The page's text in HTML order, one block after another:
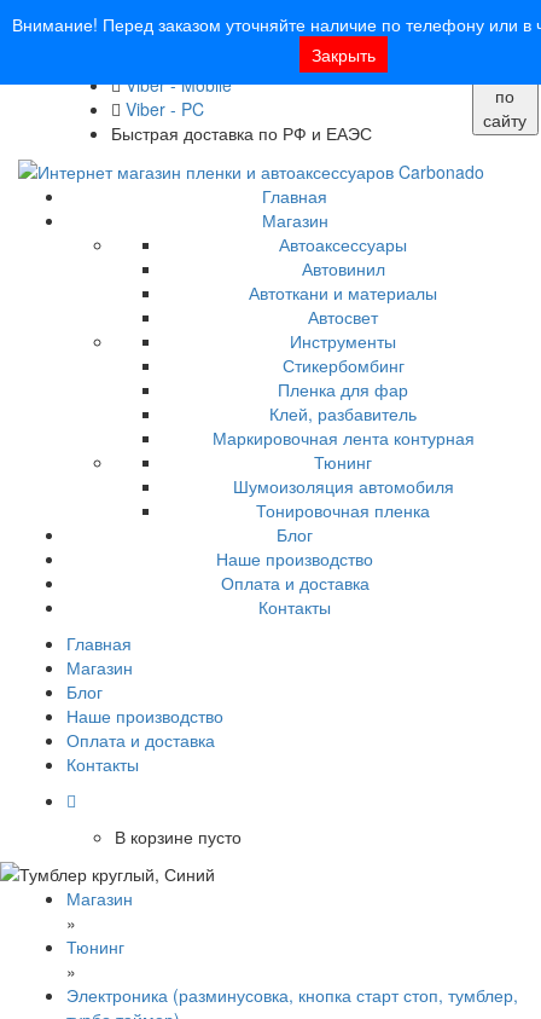
Внимание! Перед заказом уточняйте наличие по телефону или в
Закрыть
info@carbonado24.com
Viber - Mobile
Viber - PC
Быстрая доставка по РФ и ЕАЭС
по
сайту
Главная
Магазин
Автоаксессуары
Автовинил
Автоткани и материалы
Автосвет
Инструменты
Стикербомбинг
Пленка для фар
Клей, разбавитель
Маркировочная лента контурная
Тюнинг
Шумоизоляция автомобиля
Тонировочная пленка
Блог
Наше производство
Оплата и доставка
Контакты
Главная
Магазин
Блог
Наше производство
Оплата и доставка
Контакты
В корзине пусто
Магазин
»
Тюнинг
»
Электроника (разминусовка, кнопка старт стоп, тумблер,